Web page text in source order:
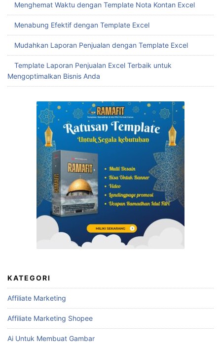
Menghemat Waktu dengan Template Nota Kontan Excel
Menabung Efektif dengan Template Excel
Mudahkan Laporan Penjualan dengan Template Excel
Template Laporan Penjualan Excel Terbaik untuk
Mengoptimalkan Bisnis Anda
KATEGORI
Affiliate Marketing
Affiliate Marketing Shopee
Ai Untuk Membuat Gambar